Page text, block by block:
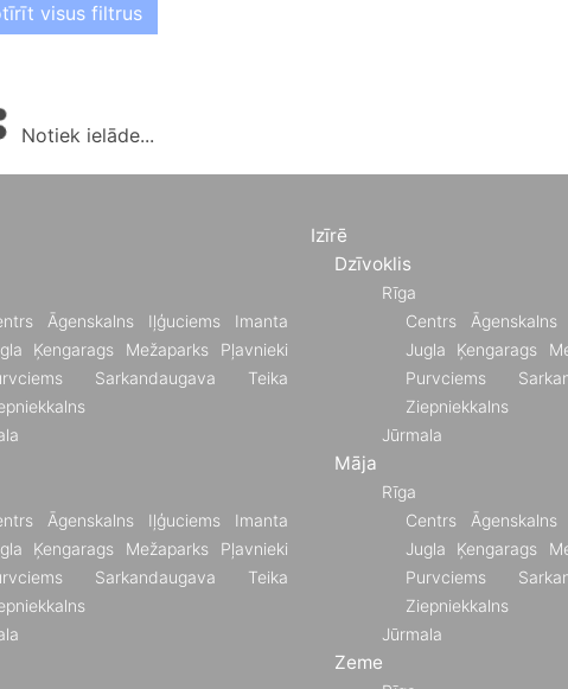
visus filtrus
Notiek ielāde...
Āgenskalns Iļģuciems
Imanta
Ķengarags Mežaparks
Pļavnieki
Sarkandaugava
Teika
Āgenskalns Iļģuciems
Imanta
Ķengarags Mežaparks
Pļavnieki
Sarkandaugava
Teika
Izīrē
Dzīvoklis
Rīga
Centrs
Āgenskalns
Jugla
Ķengarags
Purvciems
Ziepniekkalns
Jūrmala
Māja
Rīga
Centrs
Āgenskalns
Jugla
Ķengarags
Purvciems
Ziepniekkalns
Jūrmala
Zeme